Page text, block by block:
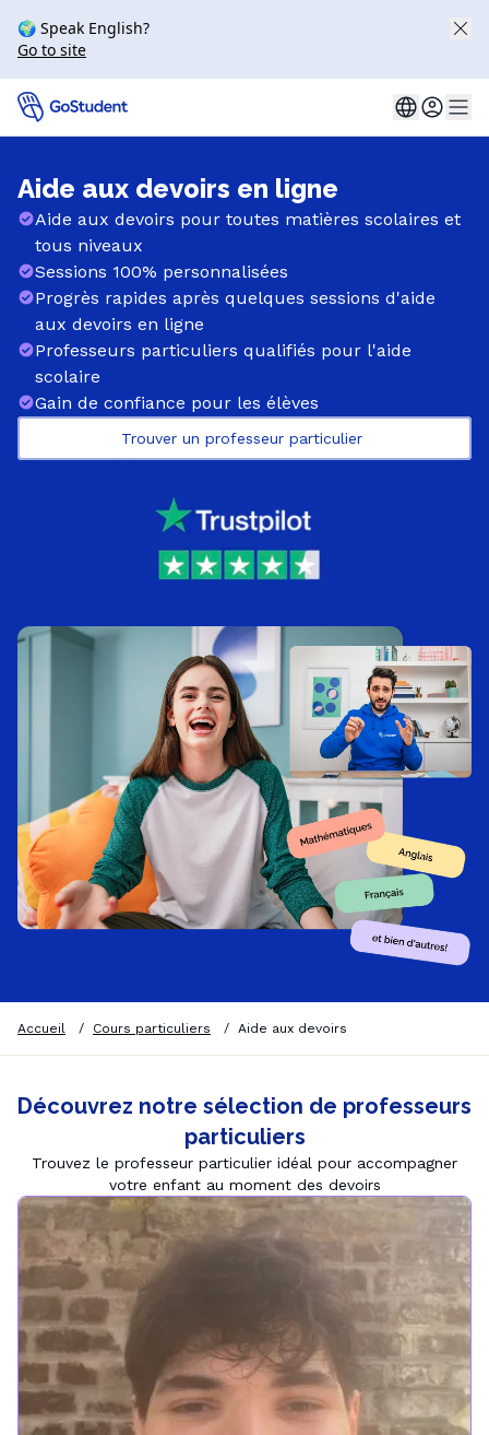
🌍 Speak English?
Go to site
Aide aux devoirs en ligne
Aide aux devoirs pour toutes matières scolaires et
tous niveaux
Sessions 100% personnalisées
Progrès rapides après quelques sessions d'aide
aux devoirs en ligne
Professeurs particuliers qualifiés pour l'aide
scolaire
Gain de confiance pour les élèves
Trouver un professeur particulier
Accueil / Cours particuliers / Aide aux devoirs
Découvrez notre sélection de professeurs
particuliers
Trouvez le professeur particulier idéal pour accompagner
votre enfant au moment des devoirs